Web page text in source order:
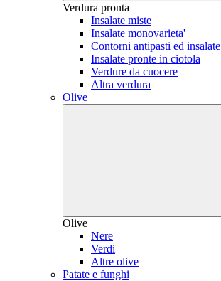
Verdura pronta
Insalate miste
Insalate monovarieta'
Contorni antipasti ed insalate
Insalate pronte in ciotola
Verdure da cuocere
Altra verdura
Olive
Olive
Nere
Verdi
Altre olive
Patate e funghi